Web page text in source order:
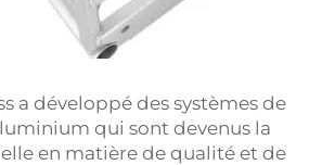
a développé des systèmes de
qui sont devenus la
en matière de qualité et de